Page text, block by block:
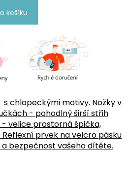
košíku
chlapeckými motivy. Nožky v
- pohodlný širší střih
velice prostorná špička,
Reflexní prvek na velcro pásku
bezpečnost vašeho dítěte.